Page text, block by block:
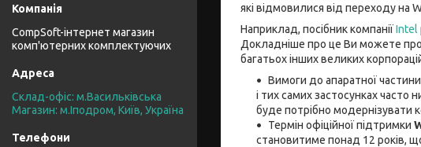
які відмовилися від переходу на
Наприклад, посібник компаніїIntel
Докладніше про це Ви можете
багатьох інших великих
Вимоги до апаратної
і тих самих застосунках
буде потрібно модернізувати
Термін офіційної підтримки
становитиме понад 12 років,
CompSoft-інтернет магазин
комп'ютерних комплектуючих
Склад-офіс: м.Васильківська
Магазин: м.Іподром, Київ, Україна